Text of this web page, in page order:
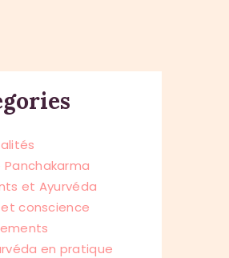
Panchakarma
et Ayurvéda
et conscience
en pratique